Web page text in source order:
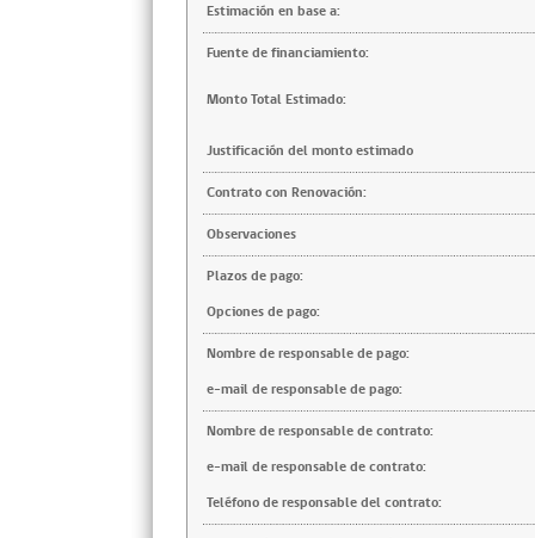
Estimación en base a:
Fuente de financiamiento:
Monto Total Estimado:
Justificación del monto estimado
Contrato con Renovación:
Observaciones
Plazos de pago:
Opciones de pago:
Nombre de responsable de pago:
e-mail de responsable de pago:
Nombre de responsable de contrato:
e-mail de responsable de contrato:
Teléfono de responsable del contrato: